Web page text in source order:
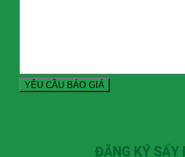
ĐĂNG KÝ SẤY